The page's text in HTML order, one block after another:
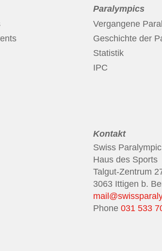
Paralympics
Vergangene
Geschichte der
Statistik
IPC
Kontakt
Swiss Paralympic
Haus des Sports
Talgut-Zentrum
3063 Ittigen b.
Phone 031 533